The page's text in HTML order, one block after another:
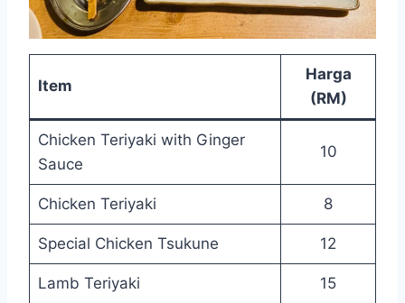
Item
Harga
(RM)
Chicken Teriyaki with Ginger
Sauce
10
Chicken Teriyaki 8
Special Chicken Tsukune 12
Lamb Teriyaki 15